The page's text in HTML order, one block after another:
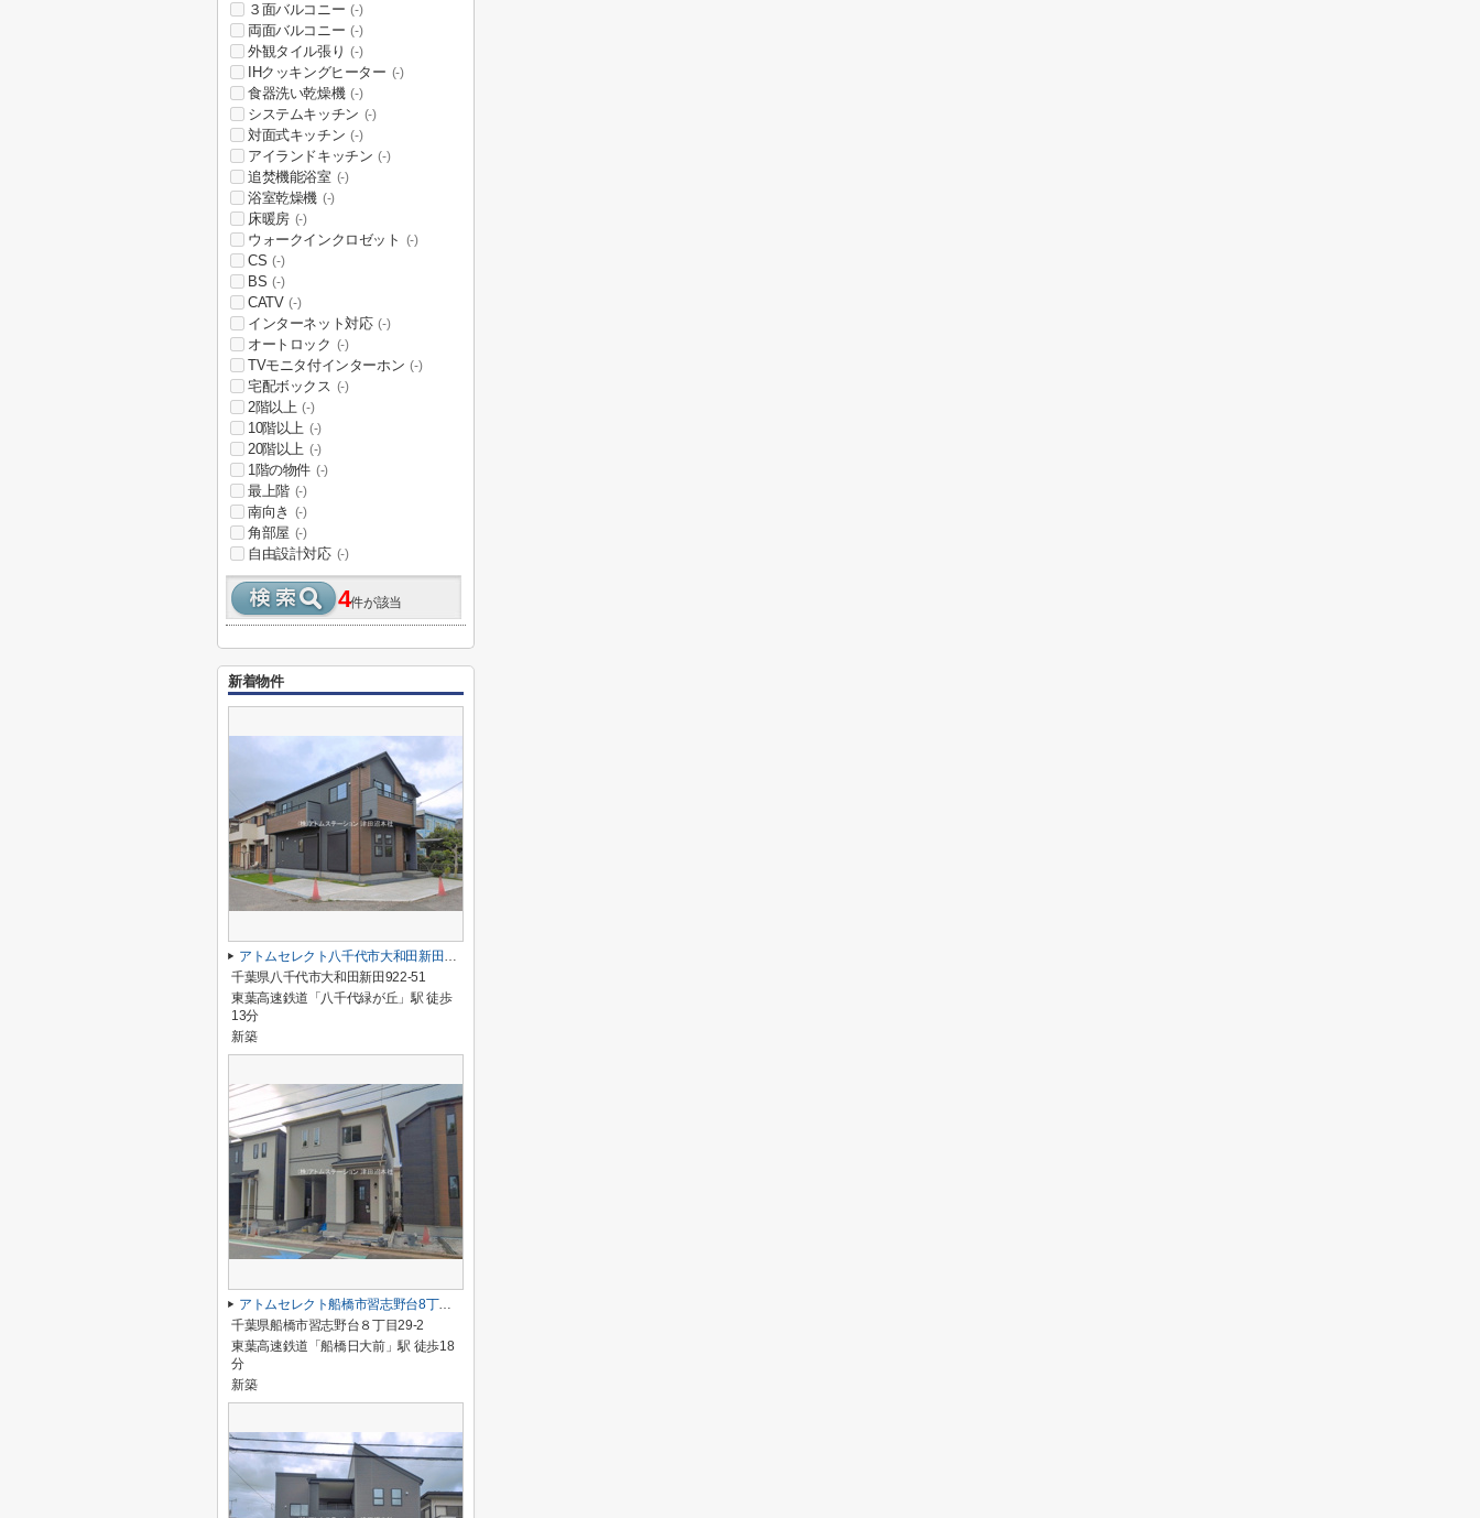
３面バルコニー (-)
両面バルコニー (-)
外観タイル張り (-)
IHクッキングヒーター (-)
食器洗い乾燥機 (-)
システムキッチン (-)
対面式キッチン (-)
アイランドキッチン (-)
追焚機能浴室 (-)
浴室乾燥機 (-)
床暖房 (-)
ウォークインクロゼット (-)
CS (-)
BS (-)
CATV (-)
インターネット対応 (-)
オートロック (-)
TVモニタ付インターホン (-)
宅配ボックス (-)
2階以上 (-)
10階以上 (-)
20階以上 (-)
1階の物件 (-)
最上階 (-)
南向き (-)
角部屋 (-)
自由設計対応 (-)
4件が該当
新着物件
アトムセレクト八千代市大和田新田２期１号棟
千葉県八千代市大和田新田922-51
東葉高速鉄道「八千代緑が丘」駅 徒歩
13分
新築
アトムセレクト船橋市習志野台8丁目1905番B号棟
千葉県船橋市習志野台８丁目29-2
東葉高速鉄道「船橋日大前」駅 徒歩18
分
新築